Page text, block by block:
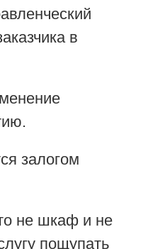
в
залогом
не шкаф и не
пощупать